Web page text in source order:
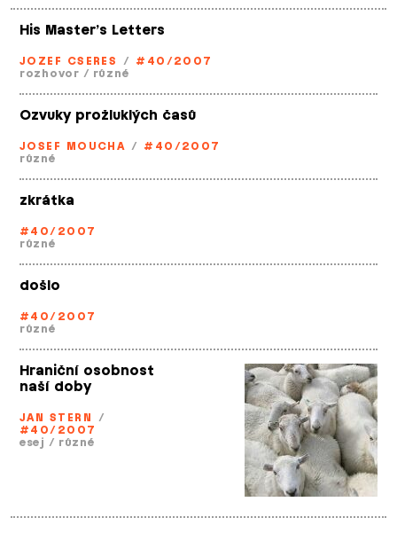
His Master’s Letters
JOZEF CSERES / #40/2007
rozhovor / různé
Ozvuky prožluklých časů
JOSEF MOUCHA / #40/2007
různé
zkrátka
#40/2007
různé
došlo
#40/2007
různé
Hraniční osobnost
naší doby
JAN STERN /
#40/2007
esej / různé